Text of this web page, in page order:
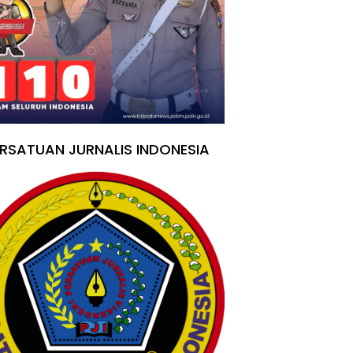
JURNALIS INDONESIA